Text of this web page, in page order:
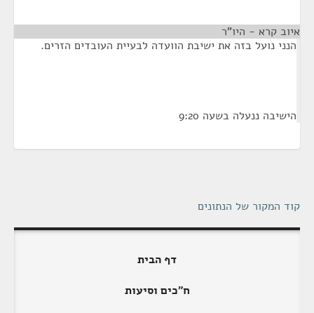
איוב קרא - היו"ר
הנני נועל בזה את ישיבת הוועדה לבעיית העובדים הזרים.
הישיבה ננעלה בשעה 9:20
קוד המקור של הנתונים
דף הבית
ח"כים וסיעות